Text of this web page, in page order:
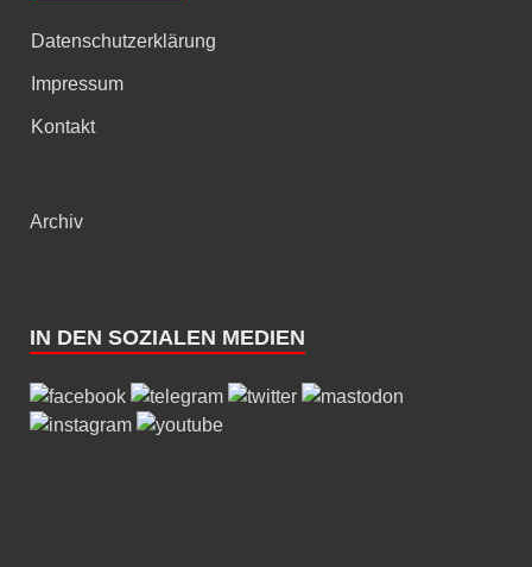
Datenschutzerklärung
Impressum
Kontakt
Archiv
IN DEN SOZIALEN MEDIEN